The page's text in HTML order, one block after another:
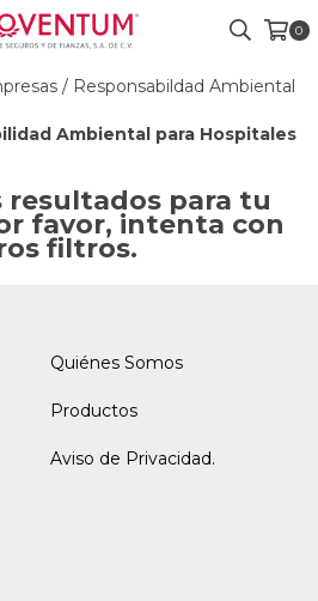
0
/ Responsabildad Ambiental
Ambiental para Hospitales
resultados para tu
favor, intenta con
filtros.
Quiénes Somos
Productos
Aviso de Privacidad.